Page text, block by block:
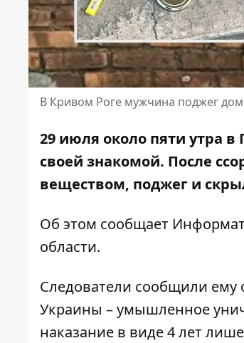
В Кривом Роге мужчина поджег
29 июля около пяти утра
своей знакомой. После
веществом, поджег и
Об этом сообщает
области.
Следователи сообщили ему
Украины –умышленное
наказание в виде 4 лет